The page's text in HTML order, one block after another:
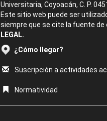
Universitaria, Coyoacán, C. P.
Este sitio web puede ser
siempre que se cite la fuente de
LEGAL.
¿Cómo llegar?
Suscripción a actividades
Normatividad